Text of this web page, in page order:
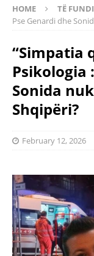
HOME TË
Pse Genardi dhe
“Simpatia
Psikologia
Sonida
Shqipëri?
February 12, 2026